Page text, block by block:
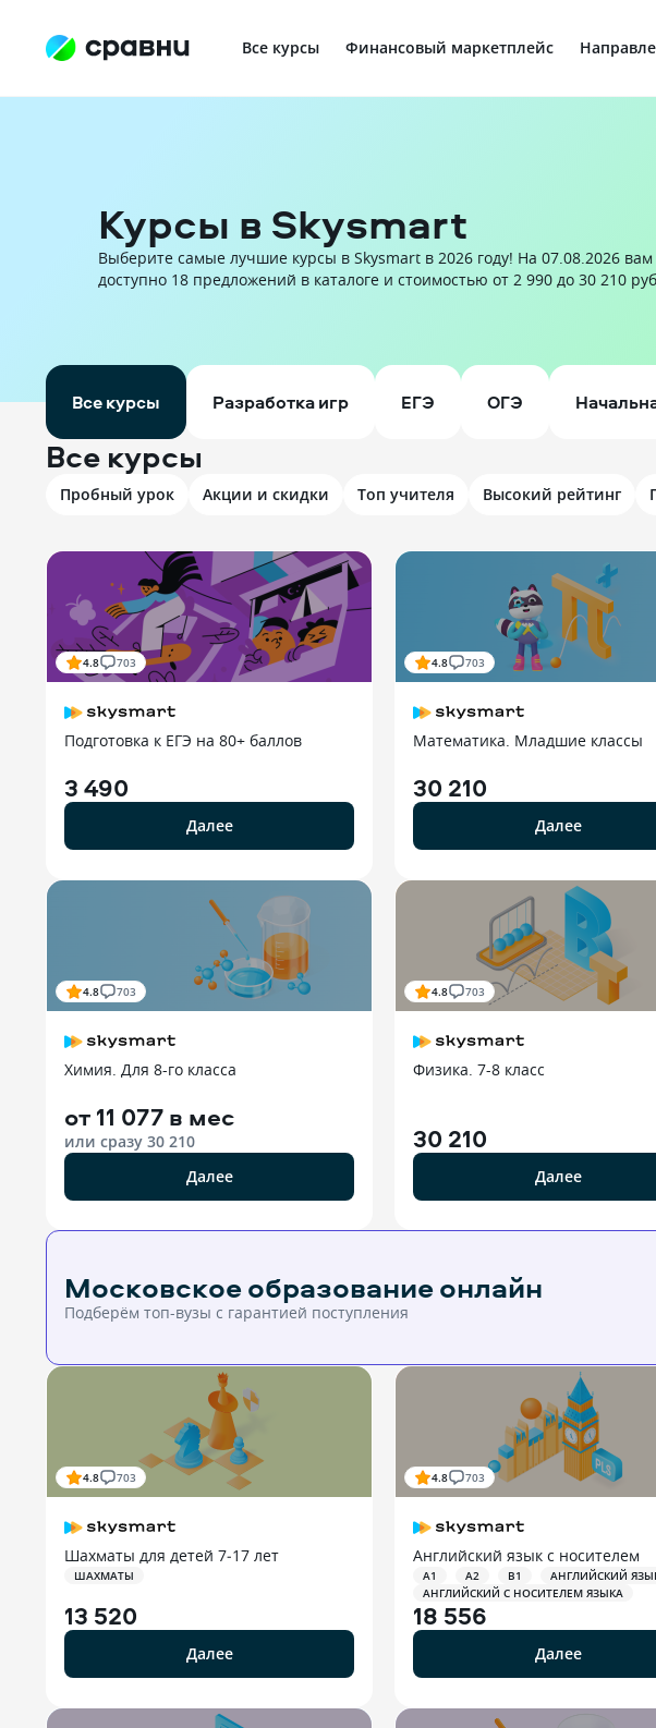
Все курсы Финансовый маркетплейс
Курсы в Skysmart
Выберите самые лучшие курсы в Skysmart в 2026 году! На 07.08.2026 вам
доступно 18 предложений в каталоге и стоимостью от 2 990 до 30 210
Все курсы Разработка игр ЕГЭ ОГЭ
Все курсы
Пробный урок Акции и скидки Топ учителя Высокий рейтинг
4.8 703
Подготовка к ЕГЭ на 80+ баллов
3 490
Далее
4.8 703
Математика. Младшие классы
30 210
Далее
4.8 703
Химия. Для 8-го класса
от 11 077 в мес
или сразу 30 210
Далее
4.8 703
Физика. 7-8 класс
30 210
Далее
Московское образование онлайн
Подберём топ-вузы c гарантией поступления
4.8 703
Шахматы для детей 7‑17 лет
ШАХМАТЫ
13 520
Далее
4.8 703
Английский язык с носителем
A1 A2 B1
АНГЛИЙСКИЙ
АНГЛИЙСКИЙ С НОСИТЕЛЕМ ЯЗЫКА
18 556
Далее